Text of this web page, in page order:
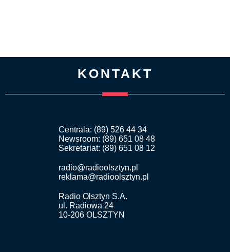
KONTAKT
Centrala: (89) 526 44 34
Newsroom: (89) 651 08 48
Sekretariat: (89) 651 08 12
radio@radioolsztyn.pl
reklama@radioolsztyn.pl
Radio Olsztyn S.A.
ul. Radiowa 24
10-206 OLSZTYN